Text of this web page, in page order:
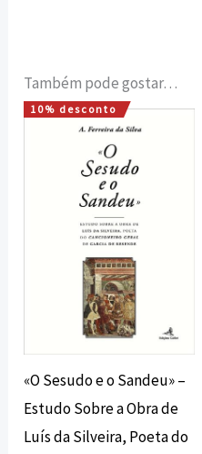
Também pode gostar…
10% desconto
«O Sesudo e o Sandeu» –
Estudo Sobre a Obra de
Luís da Silveira, Poeta do
O
preço
original
era:
12,00 €.
O
preço
atual
é:
10,80 €.